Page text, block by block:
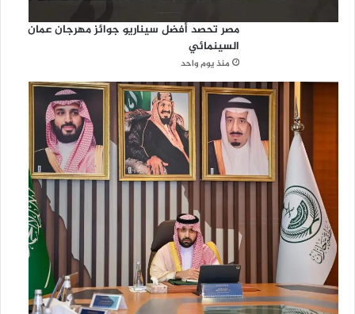
مصر تحصد أفضل سيناريو جوائز مهرجان عمان
السينمائي
منذ يوم واحد